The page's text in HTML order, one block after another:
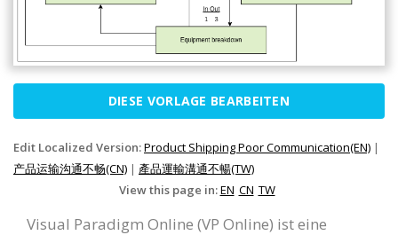
DIESE VORLAGE BEARBEITEN
Edit Localized Version:Product Shipping Poor Communication(EN) |
产品运输沟通不畅(CN) | 產品運輸溝通不暢(TW)
View this page in:EN CN TW
Visual Paradigm Online (VP Online) ist eine